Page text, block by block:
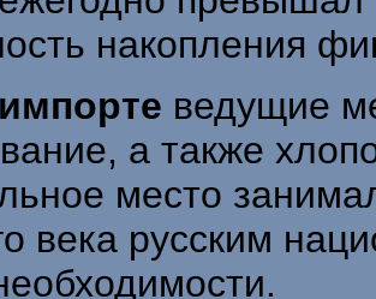
накопления
ведущие
а также
место
века русским